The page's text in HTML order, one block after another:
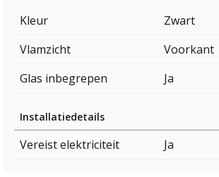
Kleur
Zwart
Vlamzicht
Voorkant
Glas inbegrepen
Ja
Installatiedetails
Vereist elektriciteit Ja